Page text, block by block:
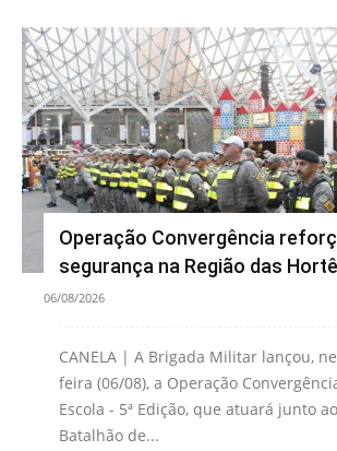
Operação Convergência
segurança na Região das
06/08/2026
CANELA | A Brigada Militar lançou,
feira (06/08), a Operação
Escola - 5ª Edição, que atuará junto
Batalhão de...